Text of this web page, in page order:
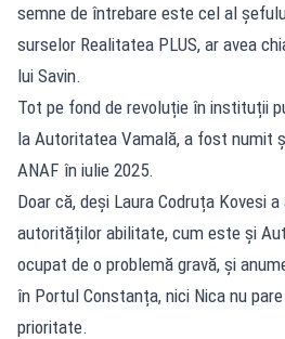
semne de întrebare este cel al
surselor Realitatea PLUS, ar avea
lui Savin.
Tot pe fond de revoluție în instituții
la Autoritatea Vamală, a fost numit
ANAF în iulie 2025.
Doar că, deși Laura Codruța Kovesi
autorităților abilitate, cum este și
ocupat de o problemă gravă, și
în Portul Constanța, nici Nica nu
prioritate.